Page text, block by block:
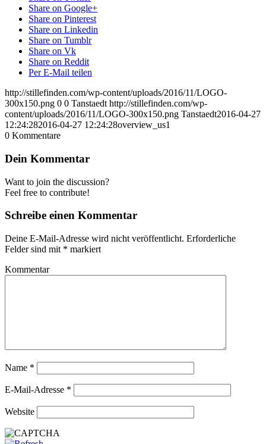
Share on Google+
Share on Pinterest
Share on Linkedin
Share on Tumblr
Share on Vk
Share on Reddit
Per E-Mail teilen
http://stillefinden.com/wp-content/uploads/2016/11/LOGO-
300x150.png 0 0 Tanstaedt http://stillefinden.com/wp-
content/uploads/2016/11/LOGO-300x150.png Tanstaedt2016-04-27
12:24:282016-04-27 12:24:28overview_us1
0 Kommentare
Dein Kommentar
Want to join the discussion?
Feel free to contribute!
Schreibe einen Kommentar
Deine E-Mail-Adresse wird nicht veröffentlicht. Erforderliche
Felder sind mit * markiert
Kommentar
Name *
E-Mail-Adresse *
Website